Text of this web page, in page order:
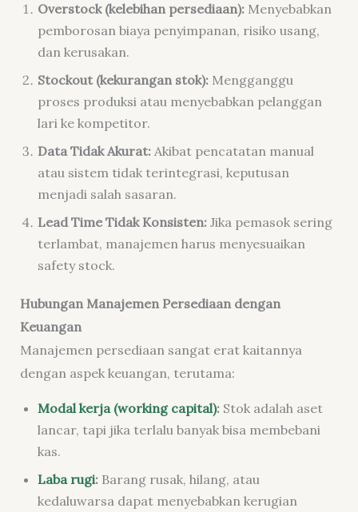
Overstock (kelebihan persediaan): Menyebabkan
pemborosan biaya penyimpanan, risiko usang,
dan kerusakan.
Stockout (kekurangan stok): Mengganggu
proses produksi atau menyebabkan pelanggan
lari ke kompetitor.
Data Tidak Akurat: Akibat pencatatan manual
atau sistem tidak terintegrasi, keputusan
menjadi salah sasaran.
Lead Time Tidak Konsisten: Jika pemasok sering
terlambat, manajemen harus menyesuaikan
safety stock.
Hubungan Manajemen Persediaan dengan
Keuangan
Manajemen persediaan sangat erat kaitannya
dengan aspek keuangan, terutama:
Modal kerja (working capital):Stok adalah aset
lancar, tapi jika terlalu banyak bisa membebani
kas.
Laba rugi:Barang rusak, hilang, atau
kedaluwarsa dapat menyebabkan kerugian